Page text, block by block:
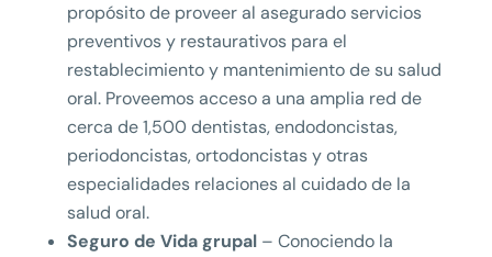
propósito de proveer al asegurado servicios
preventivos y restaurativos para el
restablecimiento y mantenimiento de su salud
oral. Proveemos acceso a una amplia red de
cerca de 1,500 dentistas, endodoncistas,
periodoncistas, ortodoncistas y otras
especialidades relaciones al cuidado de la
salud oral.
Seguro de Vida grupal– Conociendo la